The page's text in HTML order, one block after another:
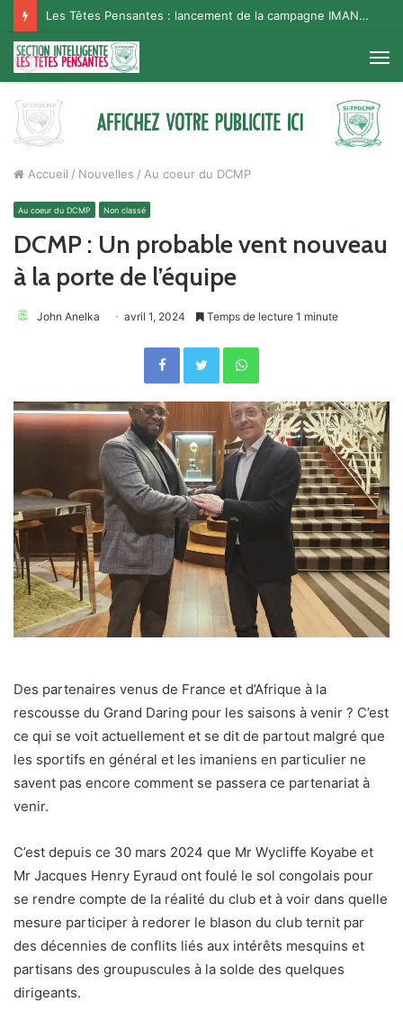
Les Têtes Pensantes : lancement de la campagne IMANA na BISO, Supporter Telema
Accueil / Nouvelles / Au coeur du DCMP
Au coeur du DCMP Non classé
DCMP : Un probable vent nouveau
à la porte de l’équipe
John Anelka avril 1, 2024 Temps de lecture 1 minute
FacebookTwitterWhatsApp
Des partenaires venus de France et d’Afrique à la
rescousse du Grand Daring pour les saisons à venir ? C’est
ce qui se voit actuellement et se dit de partout malgré que
les sportifs en général et les imaniens en particulier ne
savent pas encore comment se passera ce partenariat à
venir.
C’est depuis ce 30 mars 2024 que Mr Wycliffe Koyabe et
Mr Jacques Henry Eyraud ont foulé le sol congolais pour
se rendre compte de la réalité du club et à voir dans quelle
mesure participer à redorer le blason du club ternit par
des décennies de conflits liés aux intérêts mesquins et
partisans des groupuscules à la solde des quelques
dirigeants.